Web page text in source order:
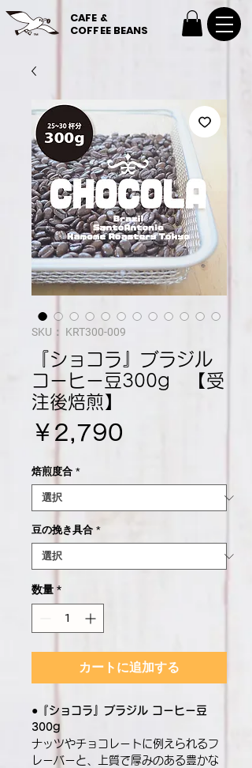
CAFE &
COFFEE BEANS
SKU： KRT300-009
『ショコラ』ブラジル
コーヒー豆300g 【受
注後焙煎】
￥2,790
焙煎度合 *
豆の挽き具合 *
数量 *
カートに追加する
●『ショコラ』ブラジル コーヒー豆
300g
ナッツやチョコレートに例えられるフ
レーバーと、上質で厚みのある豊かな